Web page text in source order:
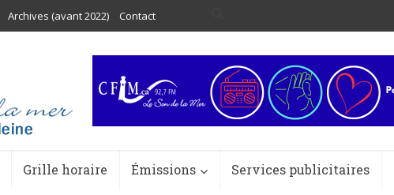
Archives (avant 2022) Contact
Grille horaire Émissions Services publicitaires